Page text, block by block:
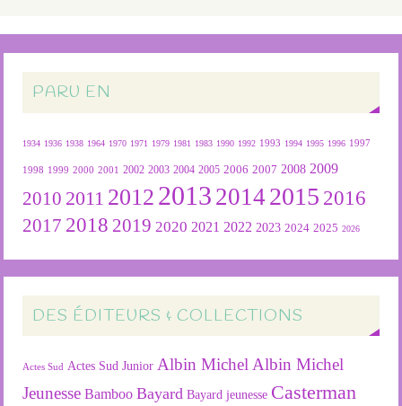
PARU EN
1934 1936 1938 1964 1970 1971 1979 1981 1983 1990 1992 1993 1994 1995 1996 1997
1998 1999 2000 2001 2002 2003 2004 2005 2006 2007 2008 2009
2010 2011 2012 2013 2014 2015 2016
2017 2018 2019 2020 2021 2022 2023 2024 2025 2026
DES ÉDITEURS & COLLECTIONS
Actes Sud Actes Sud Junior Albin Michel Albin Michel
Jeunesse Bamboo Bayard Bayard jeunesse Casterman